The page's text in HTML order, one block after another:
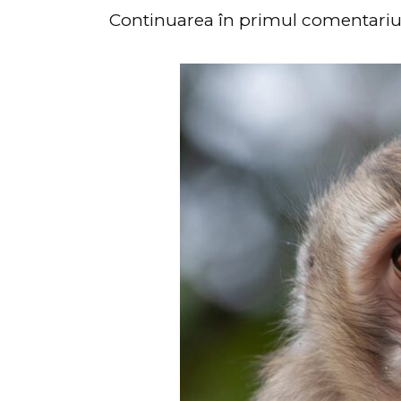
Continuarea în primul comentariu